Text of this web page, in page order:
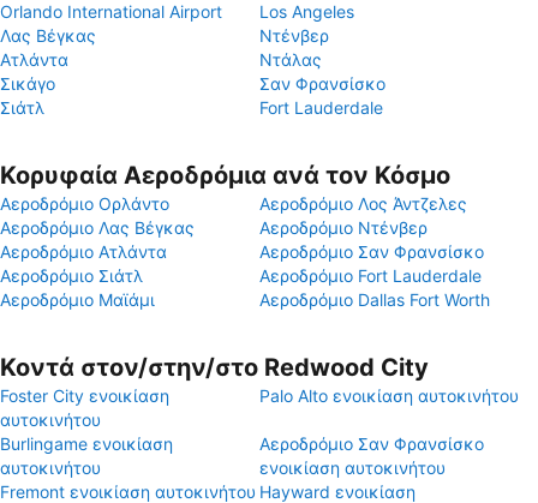
Orlando International Airport
Los Angeles
Λας Βέγκας
Ντένβερ
Ατλάντα
Ντάλας
Σικάγο
Σαν Φρανσίσκο
Σιάτλ
Fort Lauderdale
Κορυφαία Αεροδρόμια ανά τον Κόσμο
Αεροδρόμιο Ορλάντο
Αεροδρόμιο Λος Άντζελες
Αεροδρόμιο Λας Βέγκας
Αεροδρόμιο Ντένβερ
Αεροδρόμιο Ατλάντα
Αεροδρόμιο Σαν Φρανσίσκο
Αεροδρόμιο Σιάτλ
Αεροδρόμιο Fort Lauderdale
Αεροδρόμιο Μαϊάμι
Αεροδρόμιο Dallas Fort Worth
Κοντά στον/στην/στο Redwood City
Foster City ενοικίαση
αυτοκινήτου
Palo Alto ενοικίαση αυτοκινήτου
Burlingame ενοικίαση
αυτοκινήτου
Αεροδρόμιο Σαν Φρανσίσκο
ενοικίαση αυτοκινήτου
Fremont ενοικίαση αυτοκινήτου Hayward ενοικίαση